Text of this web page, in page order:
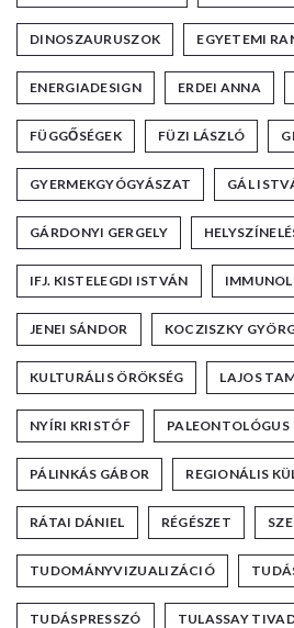
DINOSZAURUSZOK EGYETEMI
ENERGIADESIGN ERDEI ANNA
FÜGGŐSÉGEK FÜZI LÁSZLÓ
GYERMEKGYÓGYÁSZAT GÁL
GÁRDONYI GERGELY
IFJ. KISTELEGDI ISTVÁN
JENEI SÁNDOR KOCZISZKY
KULTURÁLIS ÖRÖKSÉG LAJOS
NYÍRI KRISTÓF PALEONTOLÓGUS
PÁLINKÁS GÁBOR REGIONÁLIS
RÁTAI DÁNIEL RÉGÉSZET
TUDOMÁNYVIZUALIZÁCIÓ
TUDÁSPRESSZÓ TULASSAY